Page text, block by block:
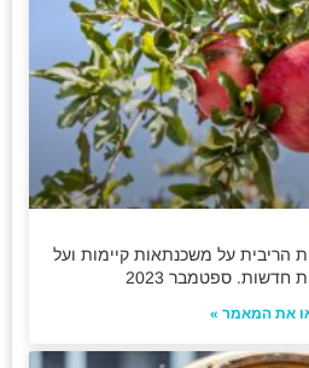
הריבית על משכנתאות קיימות ועל
חדשות. ספטמבר 2023
את המאמר »